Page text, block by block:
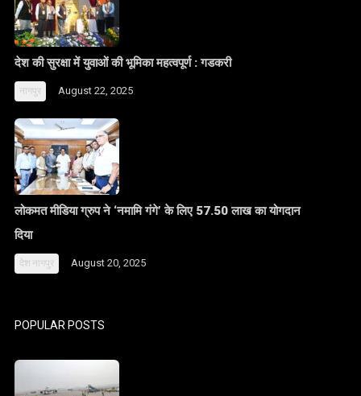
देश की सुरक्षा में युवाओं की भूमिका महत्वपूर्ण : गडकरी
नागपुर August 22, 2025
लोकमत मीडिया ग्रुप ने ‘नमामि गंगे’ के लिए 57.50 लाख का योगदान
दिया
देश नागपुर August 20, 2025
POPULAR POSTS